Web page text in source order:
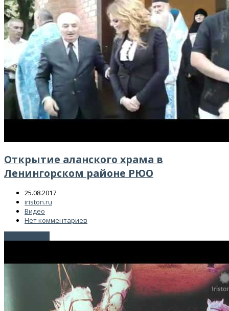
Открытие аланского храма в
Ленингорском районе РЮО
25.08.2017
iriston.ru
Видео
Нет комментариев